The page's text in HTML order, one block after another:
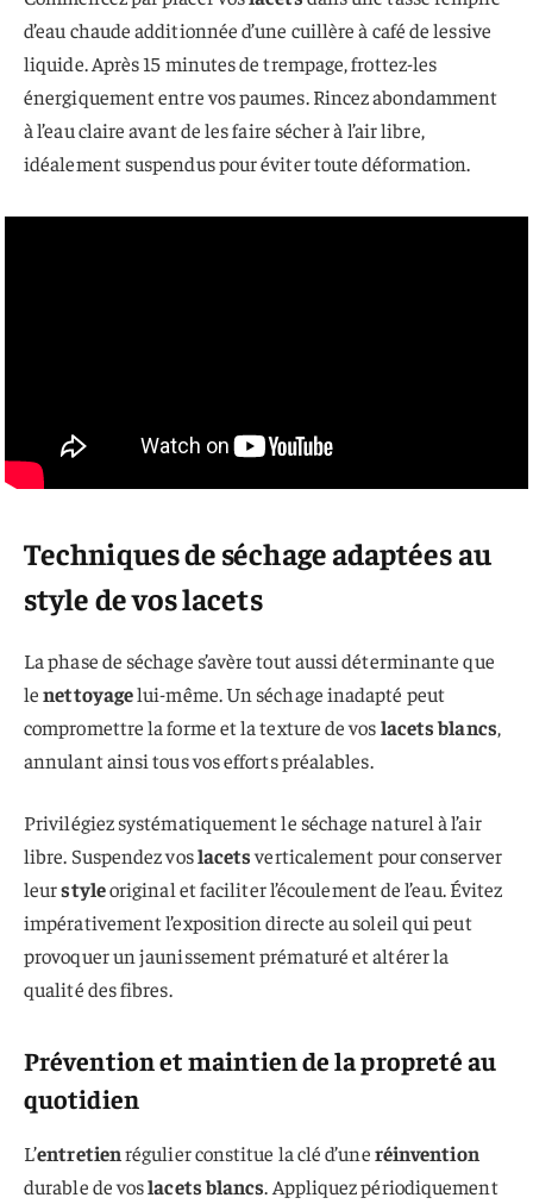
d’eau chaude additionnée d’une cuillère à café de lessive
liquide. Après 15 minutes de trempage, frottez-les
énergiquement entre vos paumes. Rincez abondamment
à l’eau claire avant de les faire sécher à l’air libre,
idéalement suspendus pour éviter toute déformation.
Techniques de séchage adaptées au
style de vos lacets
La phase de séchage s’avère tout aussi déterminante que
lenettoyagelui-même. Un séchage inadapté peut
compromettre la forme et la texture de voslacets blancs,
annulant ainsi tous vos efforts préalables.
Privilégiez systématiquement le séchage naturel à l’air
libre. Suspendez voslacetsverticalement pour conserver
leurstyleoriginal et faciliter l’écoulement de l’eau. Évitez
impérativement l’exposition directe au soleil qui peut
provoquer un jaunissement prématuré et altérer la
qualité des fibres.
Prévention et maintien de la propreté au
quotidien
L’entretienrégulier constitue la clé d’uneréinvention
durable de voslacets blancs. Appliquez périodiquement